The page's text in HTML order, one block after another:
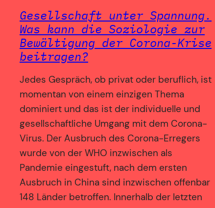
Gesellschaft unter Spannung.
Was kann die Soziologie zur
Bewältigung der Corona-Krise
beitragen?
Jedes Gespräch, ob privat oder beruflich, ist
momentan von einem einzigen Thema
dominiert und das ist der individuelle und
gesellschaftliche Umgang mit dem Corona-
Virus. Der Ausbruch des Corona-Erregers
wurde von der WHO inzwischen als
Pandemie eingestuft, nach dem ersten
Ausbruch in China sind inzwischen offenbar
148 Länder betroffen. Innerhalb der letzten